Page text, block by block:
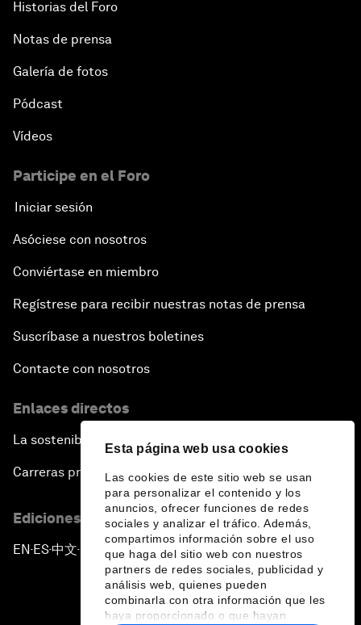
Esta página web usa cookies
Las cookies de este sitio web se usan
para personalizar el contenido y los
anuncios, ofrecer funciones de redes
sociales y analizar el tráfico. Además,
compartimos información sobre el uso
que haga del sitio web con nuestros
partners de redes sociales, publicidad y
análisis web, quienes pueden
combinarla con otra información que les
haya proporcionado o que hayan
Historias del Foro
Notas de prensa
Galería de fotos
Pódcast
Vídeos
Participe en el Foro
Iniciar sesión
Asóciese con nosotros
Conviértase en miembro
Regístrese para recibir nuestras notas de prensa
Suscríbase a nuestros boletines
Contacte con nosotros
Enlaces directos
La sostenibilidad en el Foro
Carreras profesionales
Ediciones en otros idiomas
EN ▪ES▪中文▪ 日本語